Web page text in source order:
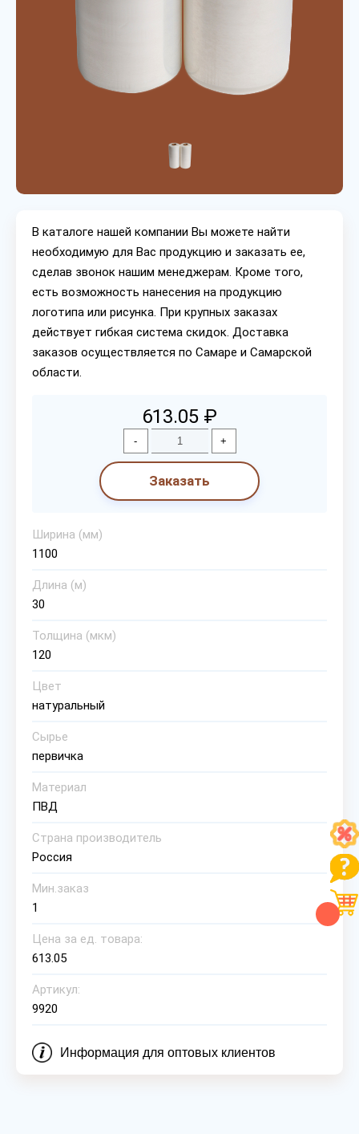
В каталоге нашей компании Вы можете найти
необходимую для Вас продукцию и заказать ее,
сделав звонок нашим менеджерам. Кроме того,
есть возможность нанесения на продукцию
логотипа или рисунка. При крупных заказах
действует гибкая система скидок. Доставка
заказов осуществляется по Самаре и Самарской
области.
613.05 ₽
- +
Заказать
Ширина (мм)
1100
Длина (м)
30
Толщина (мкм)
120
Цвет
натуральный
Сырье
первичка
Материал
ПВД
Страна производитель
Россия
Мин.заказ
1
Цена за ед. товара:
613.05
Артикул:
9920
Информация для оптовых клиентов